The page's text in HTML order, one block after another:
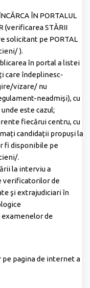
ÎN PORTALUL
(verificarea STĂRII
solicitant pe PORTAL
).
în portal a listei
care îndeplinesc-
vizare/ nu
neadmiși), cu
este cazul;
fiecărui centru, cu
candidații propuși la
fi disponibile pe
.
la interviu a
verificatorilor de
şi extrajudiciari în
examenelor de
pagina de internet a